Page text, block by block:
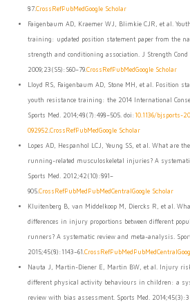
87.CrossRefPubMedGoogle Scholar
Faigenbaum AD, Kraemer WJ, Blimkie CJR, et al.
training: updated position statement paper from the
strength and conditioning association. J Strength Cond
2009;23(S5):S60–79.CrossRefPubMedGoogle Scholar
Lloyd RS, Faigenbaum AD, Stone MH, et al. Position
youth resistance training: the 2014 International
Sports Med. 2014;48(7):498–505. doi: 10.1136/bjsports-
092952.CrossRefPubMedGoogle Scholar
Lopes AD, Hespanhol LCJ, Yeung SS, et al. What are
running-related musculoskeletal injuries? A
Sports Med. 2012;42(10):891–
905.CrossRefPubMedPubMedCentral Google Scholar
Kluitenberg B, van Middelkoop M, Diercks R, et al.
differences in injury proportions between different
runners? A systematic review and meta-analysis.
2015;45(8):1143–61.CrossRefPubMedPubMedCentral
Nauta J, Martin-Diener E, Martin BW, et al. Injury
different physical activity behaviours in children: a
review with bias assessment. Sports Med.